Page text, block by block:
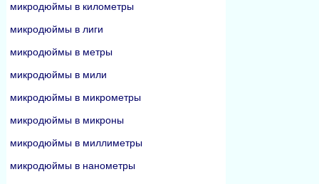
микродюймы в километры
микродюймы в лиги
микродюймы в метры
микродюймы в мили
микродюймы в микрометры
микродюймы в микроны
микродюймы в миллиметры
микродюймы в нанометры